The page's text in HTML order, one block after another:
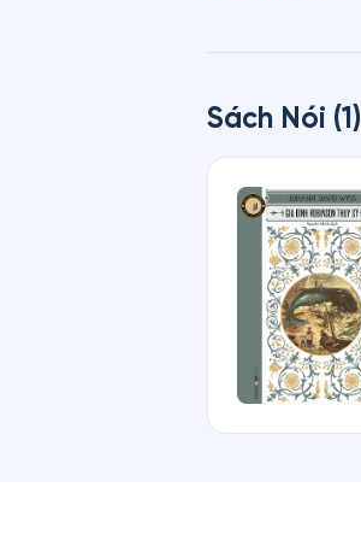
Sách Nói (1)